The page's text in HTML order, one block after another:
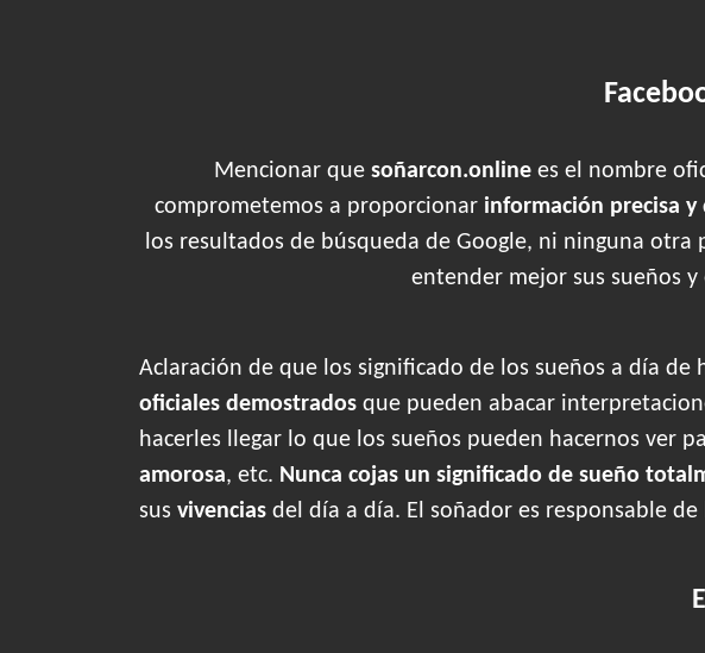
Mencionar que soñarcon.onlinees el nombre
comprometemos a proporcionar información precisa y
los resultados de búsqueda de Google, ni ninguna
entender mejor sus sueños
Aclaración de que los significado de los sueños a día
oficiales demostrados que pueden abacar
hacerles llegar lo que los sueños pueden hacernos ver
amorosa, etc. Nunca cojas un significado de sueño
sus vivencias del día a día. El soñador es responsable